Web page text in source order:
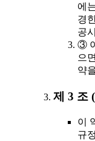
에
경
공
③
으
약
제 3 조
이
규